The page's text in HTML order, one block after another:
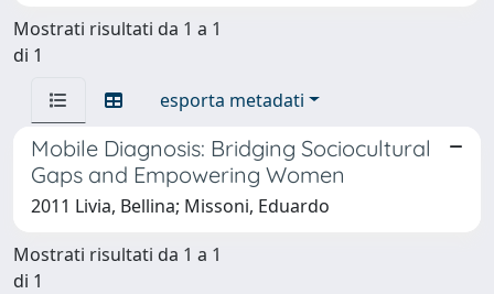
Mostrati risultati da 1 a 1
di 1
esporta metadati
Mobile Diagnosis: Bridging Sociocultural
Gaps and Empowering Women
2011 Livia, Bellina; Missoni, Eduardo
Mostrati risultati da 1 a 1
di 1